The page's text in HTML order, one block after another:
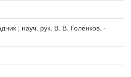
; науч. рук. В. В. Голенков. -